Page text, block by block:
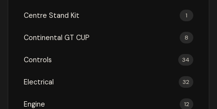
Centre Stand Kit 1
Continental GT CUP 8
Controls 34
Electrical 32
Engine 12